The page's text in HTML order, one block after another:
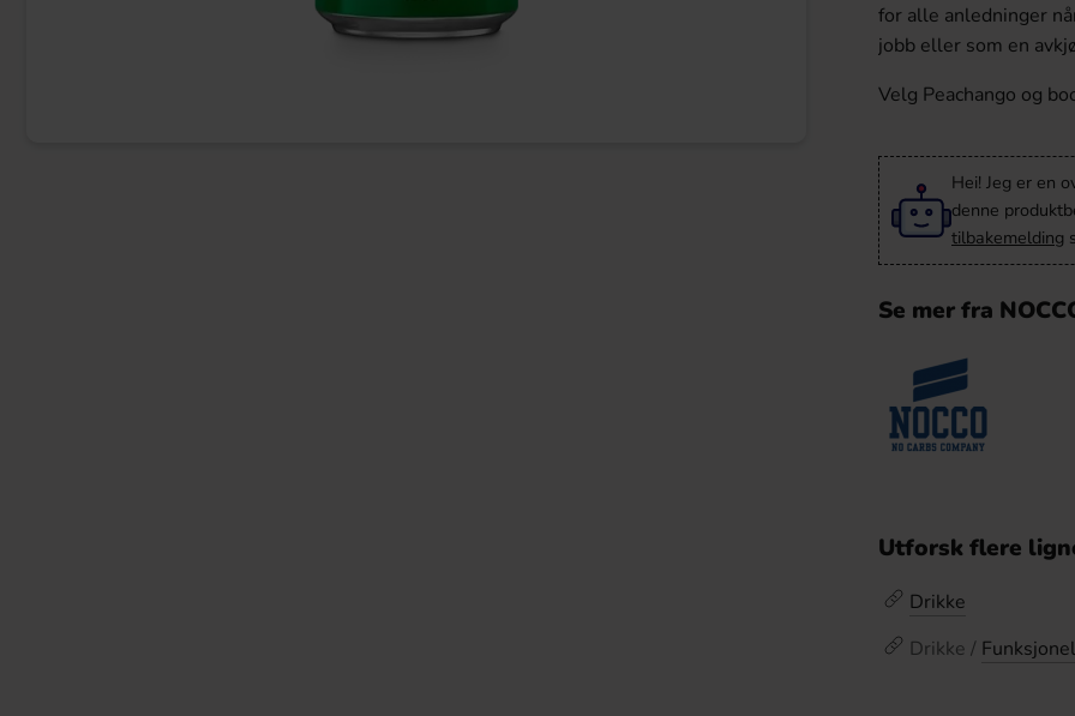
for alle anledninger
jobb eller som en
Velg Peachango og
Hei! Jeg er en
denne
tilbakemelding
Se mer fra
Utforsk flere
Drikke
Drikke /